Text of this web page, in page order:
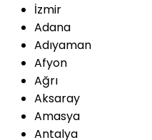
İzmir
Adana
Adıyaman
Afyon
Ağrı
Aksaray
Amasya
Antalya